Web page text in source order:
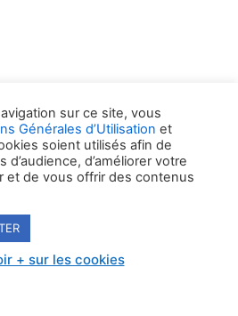
sur ce site, vous
Générales d’Utilisation et
soient utilisés afin de
d’améliorer votre
et de vous offrir des contenus
+ sur les cookies